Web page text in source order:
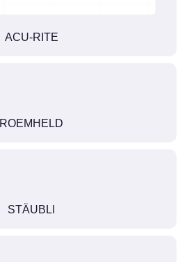
ACU-RITE
ROEMHELD
STÄUBLI